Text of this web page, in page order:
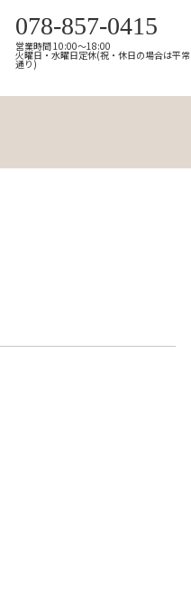
078-857-0415
営業時間 10:00～18:00
火曜日・水曜日定休(祝・休日の場合は平常
通り)